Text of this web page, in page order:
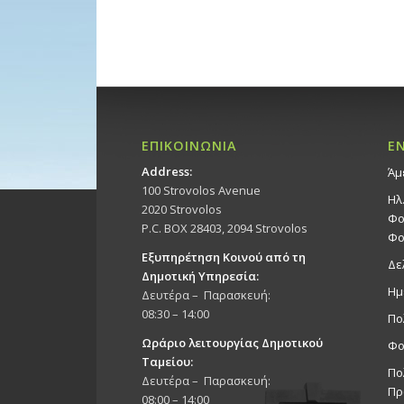
ΕΠΙΚΟΙΝΩΝΙΑ
Address:
100 Strovolos Avenue
2020 Strovolos
P.C. BOX 28403, 2094 Strovolos
Εξυπηρέτηση Κοινού από τη
Δημοτική Υπηρεσία:
Δευτέρα – Παρασκευή:
08:30 – 14:00
Ωράριο λειτουργίας Δημοτικού
Ταμείου:
Δευτέρα – Παρασκευή:
08:00 – 14:00